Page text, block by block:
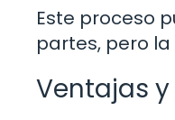
Este proceso
partes, pero
Ventajas